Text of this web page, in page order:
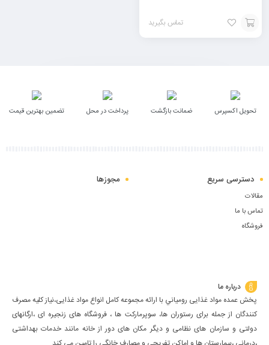
تماس بگیرید
افزودن
تحویل اکسپرس ضمانت بازگشت پرداخت در محل تضمین بهترین قیمت
دسترسی سریع
مقالات
تماس با ما
فروشگاه
مجوزها
درباره ما
پخش عمده مواد غذایی رومياني با ارائه مجموعه كامل انواع مواد غذایی،نياز كليه مصرف
كنندگان از جمله برای رستوران ها، سوپرمارکت ها ، فروشگاه های زنجیره ای ،ارگانهای
دولتی و سازمان های نظامی و دیگر مکان های دور از خانه مانند خدمات بهداشتی